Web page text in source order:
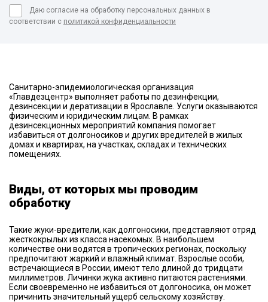
Даю согласие на обработку персональных данных в
соответствии с политикой конфиденциальности
Санитарно-эпидемиологическая организация
«Главдезцентр» выполняет работы по дезинфекции,
дезинсекции и дератизации в Ярославле. Услуги оказываются
физическим и юридическим лицам. В рамках
дезинсекционных мероприятий компания помогает
избавиться от долгоносиков и других вредителей в жилых
домах и квартирах, на участках, складах и технических
помещениях.
Виды, от которых мы проводим
обработку
Такие жуки-вредители, как долгоносики, представляют отряд
жесткокрылых из класса насекомых. В наибольшем
количестве они водятся в тропических регионах, поскольку
предпочитают жаркий и влажный климат. Взрослые особи,
встречающиеся в России, имеют тело длиной до тридцати
миллиметров. Личинки жука активно питаются растениями.
Если своевременно не избавиться от долгоносика, он может
причинить значительный ущерб сельскому хозяйству.